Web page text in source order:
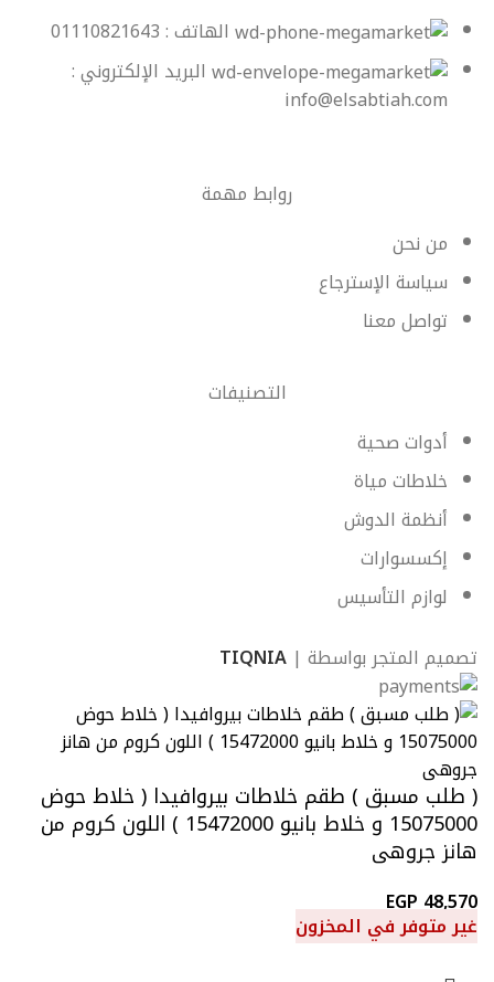
الهاتف : 01110821643
البريد الإلكتروني :
info@elsabtiah.com
روابط مهمة
من نحن
سياسة الإسترجاع
تواصل معنا
التصنيفات
أدوات صحية
خلاطات مياة
أنظمة الدوش
إكسسوارات
لوازم التأسيس
تصميم المتجر بواسطة | TIQNIA
( طلب مسبق ) طقم خلاطات بيروافيدا ( خلاط حوض
15075000 و خلاط بانيو 15472000 ) اللون كروم من
هانز جروهى
48,570
EGP
غير متوفر في المخزون